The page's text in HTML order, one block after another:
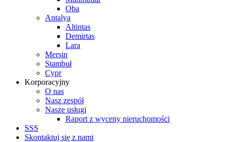
Oba
Antalya
Altintas
Demirtas
Lara
Mersin
Stambuł
Cypr
Korporacyjny
O nas
Nasz zespół
Nasze usługi
Raport z wyceny nieruchomości
SSS
Skontaktuj się z nami